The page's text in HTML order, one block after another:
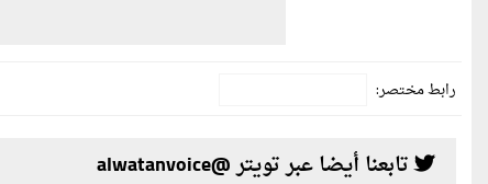
رابط مختصر:
تابعنا أيضا عبر تويتر @alwatanvoice